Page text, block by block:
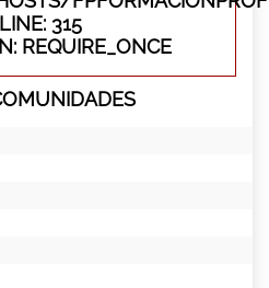
LINE: 315
REQUIRE_ONCE